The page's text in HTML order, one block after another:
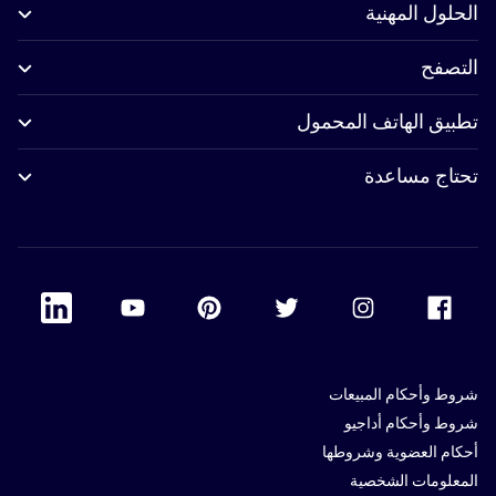
الحلول المهنية
التصفح
تطبيق الهاتف المحمول
تحتاج مساعدة
Accor Facebook
Accor Twitter
Accor Pinterest
Accor Youtube
Linkedin
شروط وأحكام المبيعات
شروط وأحكام أداجيو
أحكام العضوية وشروطها
المعلومات الشخصية